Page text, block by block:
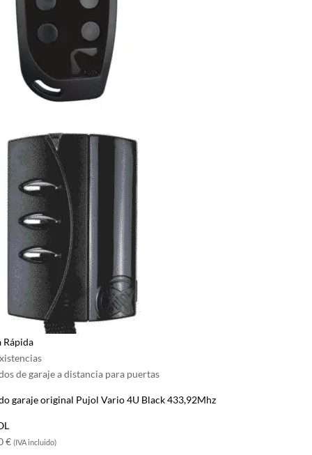
Rápida
de garaje a distancia para puertas
garaje original Pujol Vario 4U Black 433,92Mhz
€ (IVA incluido)